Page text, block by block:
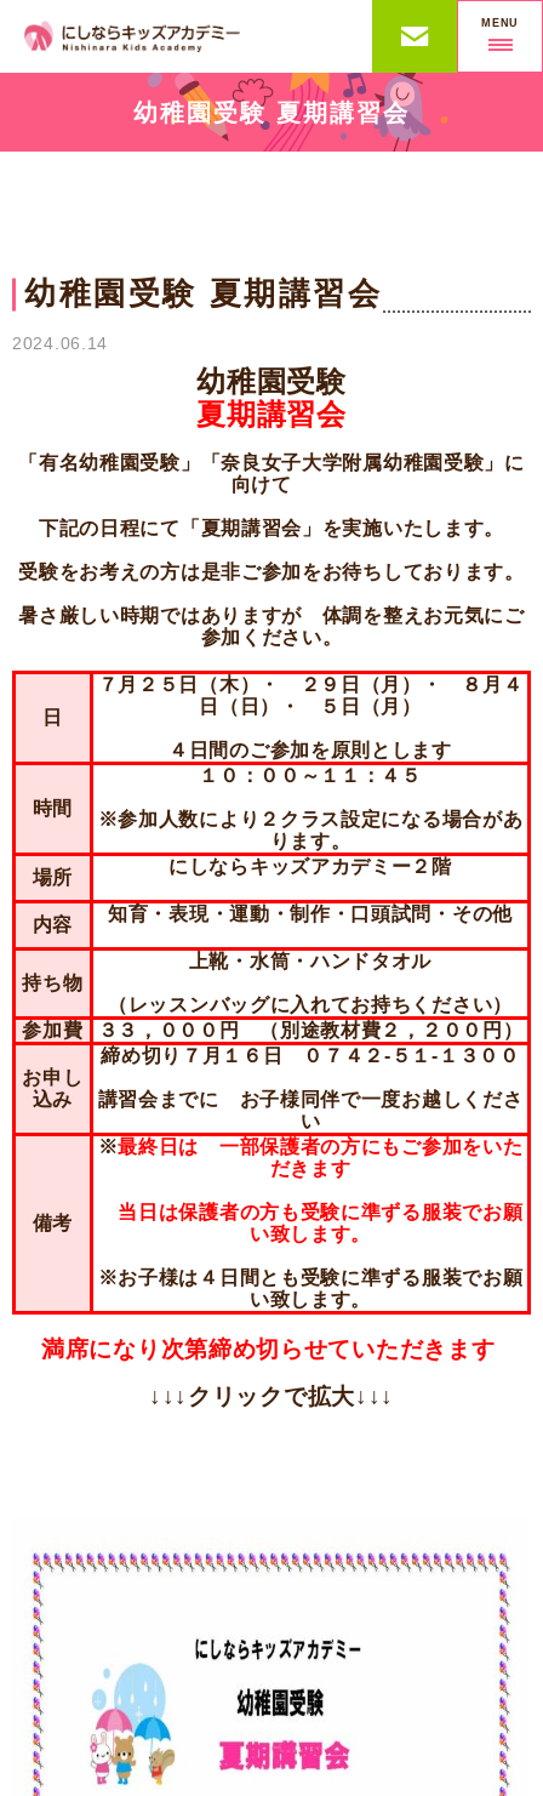
MENU
幼稚園受験 夏期講習会
幼稚園受験 夏期講習会
2024.06.14
幼稚園受験
夏期講習会
「有名幼稚園受験」「奈良女子大学附属幼稚園受験」に
向けて
下記の日程にて「夏期講習会」を実施いたします。
受験をお考えの方は是非ご参加をお待ちしております。
暑さ厳しい時期ではありますが 体調を整えお元気にご
参加ください。
日
７月２５日（木）・ ２９日（月）・ ８月４
日（日）・ ５日（月）
４日間のご参加を原則とします
時間
１０：００～１１：４５
※参加人数により２クラス設定になる場合があ
ります。
場所
にしならキッズアカデミー２階
内容
知育・表現・運動・制作・口頭試問・その他
持ち物
上靴・水筒・ハンドタオル
（レッスンバッグに入れてお持ちください）
参加費
３３，０００円 （別途教材費２，２００円）
お申し
込み
締め切り７月１６日 ０７４２-５１-１３００
講習会までに お子様同伴で一度お越しくださ
い
備考
※最終日は 一部保護者の方にもご参加をいた
だきます
当日は保護者の方も受験に準ずる服装でお願
い致します。
※お子様は４日間とも受験に準ずる服装でお願
い致します。
満席になり次第締め切らせていただきます
↓↓↓クリックで拡大↓↓↓